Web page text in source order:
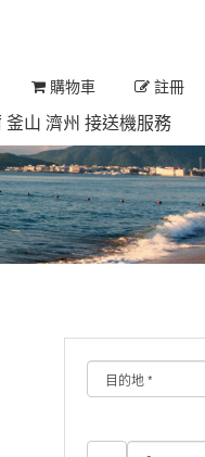
購物車 註冊
山 濟州 接送機服務